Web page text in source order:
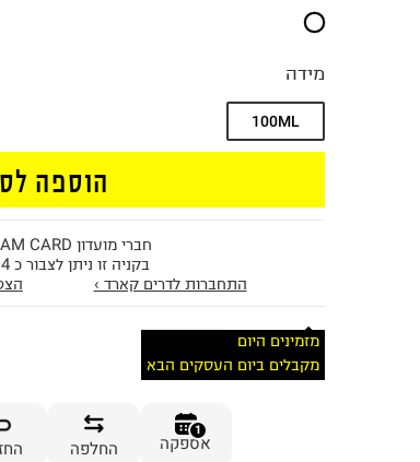
מידה
100ML
הוספה
חברי מועדון DREAM CARD
בקניה זו ניתן לצבור כ 14 נקודות
התחברות לדרים קארד ›
מזמינים היום
מקבלים ביום העסקים הבא
1
אספקה החלפה